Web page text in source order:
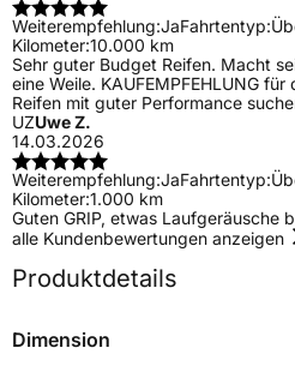
Weiterempfehlung:JaFahrtentyp:
Kilometer:10.000 km
Sehr guter Budget Reifen. Macht
eine Weile. KAUFEMPFEHLUNG
Reifen mit guter Performance
UZUwe Z.
14.03.2026
Weiterempfehlung:JaFahrtentyp:
Kilometer:1.000 km
Guten GRIP, etwas Laufgeräusche
alle Kundenbewertungen anzeigen
Produktdetails
Dimension